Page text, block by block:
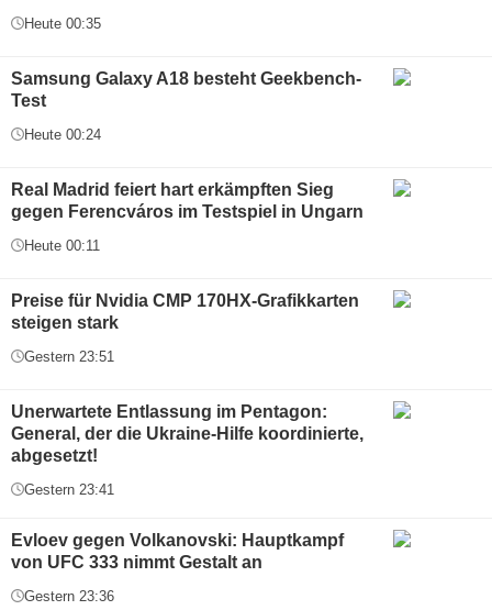
Heute 00:35
Samsung Galaxy A18 besteht Geekbench-
Test
Heute 00:24
Real Madrid feiert hart erkämpften Sieg
gegen Ferencváros im Testspiel in Ungarn
Heute 00:11
Preise für Nvidia CMP 170HX-Grafikkarten
steigen stark
Gestern 23:51
Unerwartete Entlassung im Pentagon:
General, der die Ukraine-Hilfe koordinierte,
abgesetzt!
Gestern 23:41
Evloev gegen Volkanovski: Hauptkampf
von UFC 333 nimmt Gestalt an
Gestern 23:36